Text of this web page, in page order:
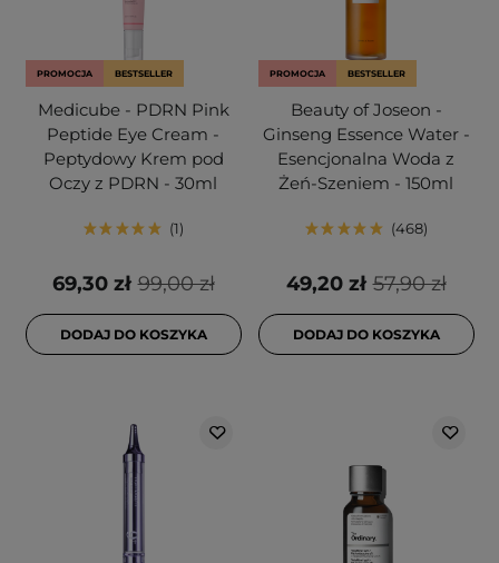
PROMOCJA BESTSELLER
Medicube - PDRN Pink
Peptide Eye Cream -
Peptydowy Krem pod
Oczy z PDRN - 30ml
1
99,00 zł
69,30 zł
DODAJ DO KOSZYKA
PROMOCJA BESTSELLER
Beauty of Joseon -
Ginseng Essence Water -
Esencjonalna Woda z
Żeń-Szeniem - 150ml
468
57,90 zł
49,20 zł
DODAJ DO KOSZYKA